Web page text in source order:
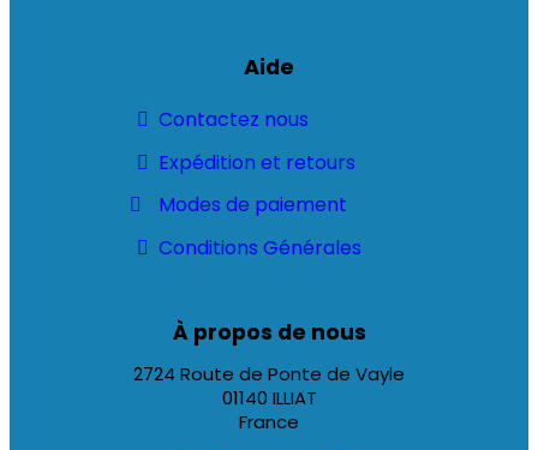
Aide
Contactez nous
Expédition et retours
Modes de paiement
Conditions Générales
À propos de nous
2724 Route de Ponte de Vayle
01140 ILLIAT
France